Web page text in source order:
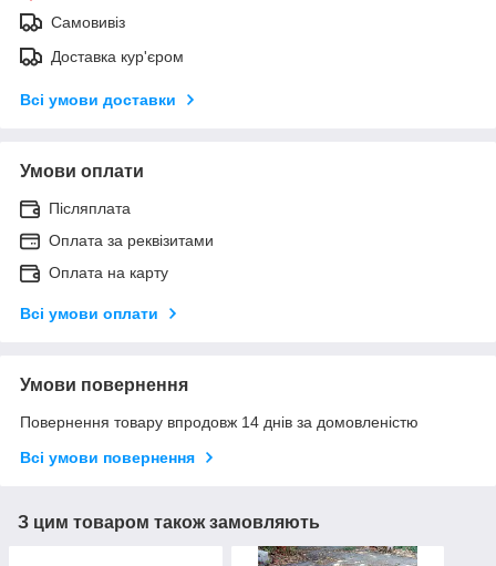
Самовивіз
Доставка кур'єром
Всі умови доставки
Умови оплати
Післяплата
Оплата за реквізитами
Оплата на карту
Всі умови оплати
Умови повернення
Повернення товару впродовж 14 днів за домовленістю
Всі умови повернення
З цим товаром також замовляють